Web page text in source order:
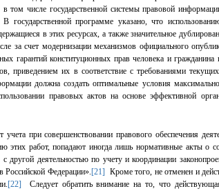
том числе государственной системы правовой
программе указано, что
в этих ресурсах, а также значительное
за счет модернизации механизмов официального
гарантий конституционных прав человека и
приведением их в соответствие с требованиями
должна создать оптимальные условия
правовых актов на основе эффективной
при совершенствовании правового обеспечения
этих работ, попадают иногда лишь нормативные акты о
другой деятельностью по учету и координации
Российской Федерации».[21] Кроме того, не отменен и
[22] Следует обратить внимание на то, что